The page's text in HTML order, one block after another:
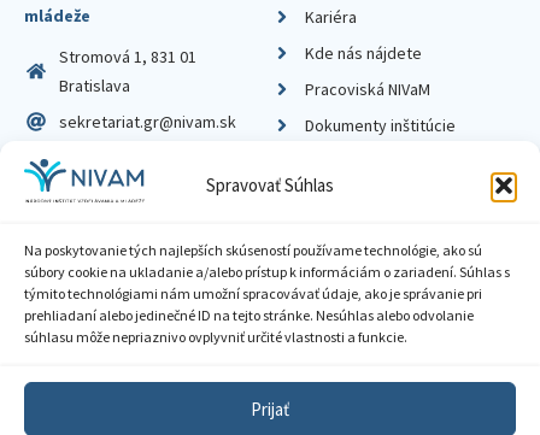
Spravovať Súhlas
Na poskytovanie tých najlepších skúseností používame technológie, ako sú
súbory cookie na ukladanie a/alebo prístup k informáciám o zariadení. Súhlas s
týmito technológiami nám umožní spracovávať údaje, ako je správanie pri
prehliadaní alebo jedinečné ID na tejto stránke. Nesúhlas alebo odvolanie
súhlasu môže nepriaznivo ovplyvniť určité vlastnosti a funkcie.
Prijať
mládeže
Stromová 1, 831 01
Bratislava
sekretariat.gr@nivam.sk
IČO: 00164348
DIČ: 2020798714
Kariéra
Kde nás nájdete
Pracoviská NIVaM
Dokumenty inštitúcie
Zásady ochrany súkromia
Sprístupnenie informácií